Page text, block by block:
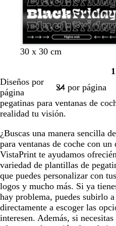
o
n
r
o
a
r
i
l
l
30 x 30 cm
1
Diseños por
página
pegatinas para ventanas de
realidad tu visión.
¿Buscas una manera sencilla
para ventanas de coche con
VistaPrint te ayudamos
variedad de plantillas de
que puedes personalizar con
logos y mucho más. Si ya
hay problema, puedes subirlo
directamente a escoger las
interesen. Además, si